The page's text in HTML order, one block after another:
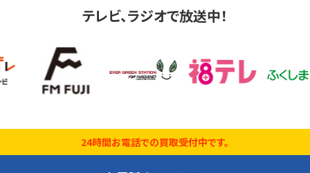
テレビ、ラジオで放送中！
24時間お電話での買取受付中です。